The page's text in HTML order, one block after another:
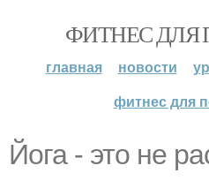
ФИТНЕС ДЛЯ
главная новости
фитнес для
Йога - это не